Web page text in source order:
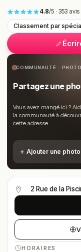
4.8/5 · 353
Classement par
COMMUNAUTÉ ·
Partagez une
Vous avez mangé ici ?
la communauté à
cette adresse.
＋ Ajouter une photo
2 Rue de la
HORAIRES